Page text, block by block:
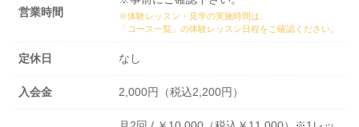
営業時間
※体験レッスン・見学の実施時間は、
「コース一覧」の体験レッスン日程をご確認ください。
定休日 なし
入会金 2,000円（税込2,200円）